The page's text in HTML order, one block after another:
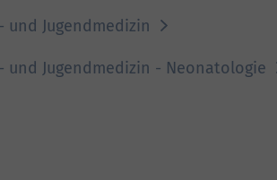
Jugendmedizin
und Jugendmedizin - Neonatologie